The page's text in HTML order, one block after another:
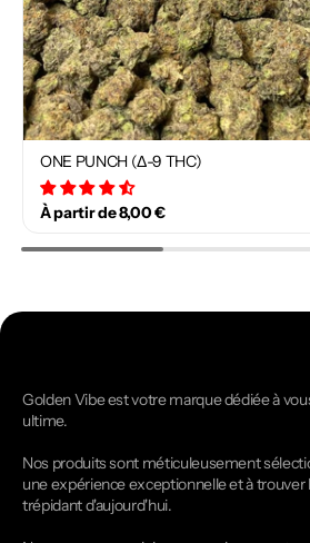
ONE PUNCH (Δ-9 THC)
À partir de 8,00 €
Golden Vibe est votre marque dédiée à
ultime.
Nos produits sont méticuleusement
une expérience exceptionnelle et à trouver
trépidant d'aujourd'hui.